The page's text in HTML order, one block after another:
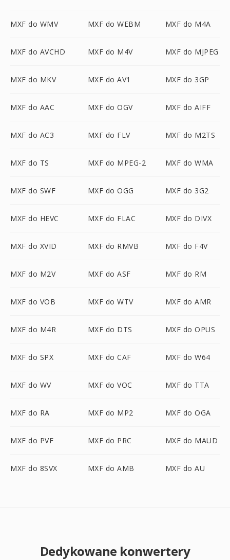
MXF do WMV MXF do WEBM MXF do M4A
MXF do AVCHD MXF do M4V MXF do MJPEG
MXF do MKV MXF do AV1 MXF do 3GP
MXF do AAC MXF do OGV MXF do AIFF
MXF do AC3 MXF do FLV MXF do M2TS
MXF do TS MXF do MPEG-2 MXF do WMA
MXF do SWF MXF do OGG MXF do 3G2
MXF do HEVC MXF do FLAC MXF do DIVX
MXF do XVID MXF do RMVB MXF do F4V
MXF do M2V MXF do ASF MXF do RM
MXF do VOB MXF do WTV MXF do AMR
MXF do M4R MXF do DTS MXF do OPUS
MXF do SPX MXF do CAF MXF do W64
MXF do WV MXF do VOC MXF do TTA
MXF do RA MXF do MP2 MXF do OGA
MXF do PVF MXF do PRC MXF do MAUD
MXF do 8SVX MXF do AMB MXF do AU
Dedykowane konwertery